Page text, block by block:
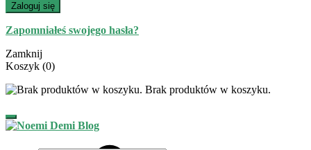
Zaloguj się
Zapomniałeś swojego hasła?
Zamknij
Koszyk (0)
Brak produktów w koszyku.